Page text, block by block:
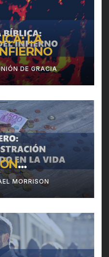
LA
DE GRACIA
EN LA
MORRISON